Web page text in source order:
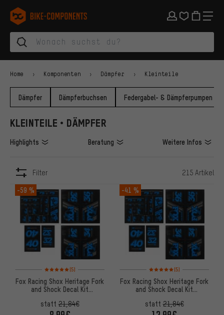
Zur Hauptnavigation springen
Zur Kategorienavigation springen
Zum Inhalt springen
Zu Marken und Newsletter springen
Zur Fußzeile springen
bike-components.de Startseite
Home Komponenten Dämpfer Kleinteile
Dämpfer Dämpferbuchsen Federgabel- & Dämpferpumpen
KLEINTEILE • DÄMPFER
Highlights Beratung Weitere Infos
Filter 215 Artikel
ARTIKEL
-59 %
Bewertungen: 5 von 5 basierend auf 5 Bewertungen
(5)
Fox Racing Shox Heritage Fork
and Shock Decal Kit
statt21,84€
-41 %
Bewertungen: 5 von 5
(5)
Fox Racing Shox Heritage Fork
and Shock Decal Kit
statt21,84€